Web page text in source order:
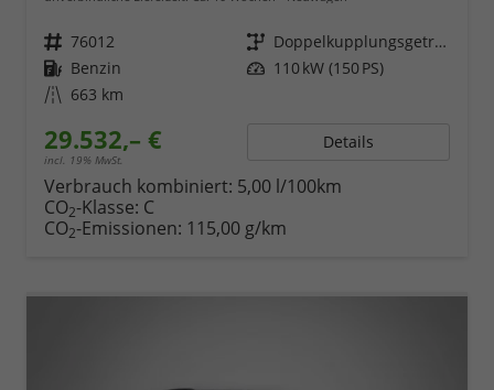
Fahrzeugnr. 76012 Getriebe
Doppelkupplungsgetriebe (DSG)
Kraftstoff Benzin Leistung 110 kW (150 PS)
Kilometerstand 663 km
29.532,– €
incl. 19% MwSt.
Details
Verbrauch kombiniert: 5,00 l/100km
CO2-Klasse: C
CO2-Emissionen: 115,00 g/km